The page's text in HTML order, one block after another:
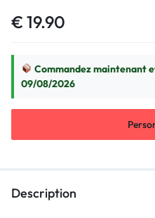
€ 19.90
Commandez maintenant
09/08/2026
Description